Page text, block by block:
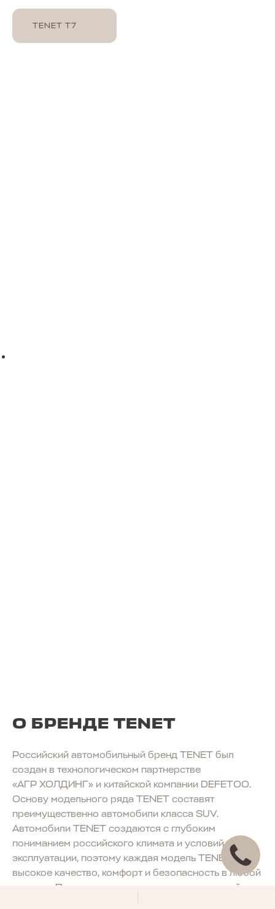
TENET T7
О БРЕНДЕ TENET
Российский автомобильный бренд TENET был
создан в технологическом партнерстве
«АГР ХОЛДИНГ» и китайской компании DEFETOO.
Основу модельного ряда TENET составят
преимущественно автомобили класса SUV.
Автомобили TENET создаются с глубоким
пониманием российского климата и условий
эксплуатации, поэтому каждая модель TENET — это
высокое качество, комфорт и безопасность в любой
поездке. Производство полного цикла моделей
TENET запланировано на конвейере